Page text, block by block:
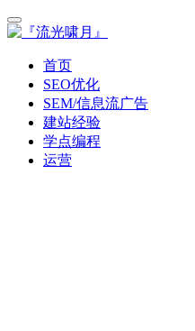
首页
SEO优化
SEM/信息流广告
建站经验
学点编程
运营